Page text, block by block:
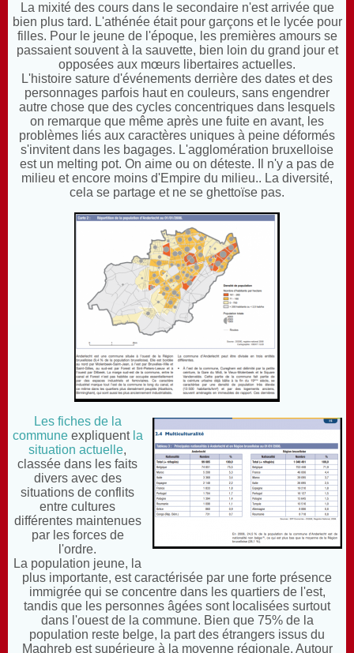
La mixité des cours dans le secondaire n'est arrivée que
bien plus tard. L'athénée était pour garçons et le lycée pour
filles. Pour le jeune de l'époque, les premières amours se
passaient souvent à la sauvette, bien loin du grand jour et
opposées aux mœurs libertaires actuelles.
L'histoire sature d'événements derrière des dates et des
personnages parfois haut en couleurs, sans engendrer
autre chose que des cycles concentriques dans lesquels
on remarque que même après une fuite en avant, les
problèmes liés aux caractères uniques à peine déformés
s'invitent dans les bagages. L'agglomération bruxelloise
est un melting pot. On aime ou on déteste. Il n'y a pas de
milieu et encore moins d'Empire du milieu.. La diversité,
cela se partage et ne se ghettoïse pas.
Les fiches de la
communeexpliquent la
situation actuelle,
classée dans les faits
divers avec des
situations de conflits
entre cultures
différentes maintenues
par les forces de
l'ordre.
La population jeune, la
plus importante, est caractérisée par une forte présence
immigrée qui se concentre dans les quartiers de l'est,
tandis que les personnes âgées sont localisées surtout
dans l'ouest de la commune. Bien que 75% de la
population reste belge, la part des étrangers issus du
Maghreb est supérieure à la moyenne régionale. Autour